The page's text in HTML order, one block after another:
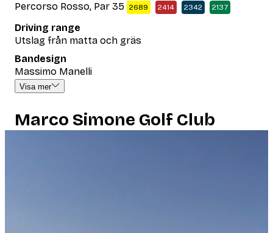
Percorso Rosso, Par 35 2689 2414 2342 2137
Driving range
Utslag från matta och gräs
Bandesign
Massimo Manelli
Visa mer
Marco Simone Golf Club